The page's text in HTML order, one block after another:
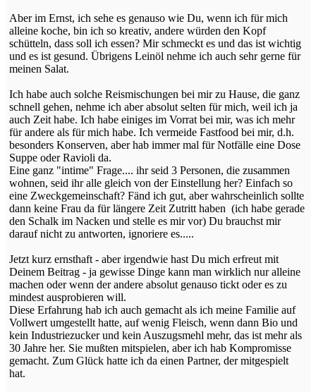
Aber im Ernst, ich sehe es genauso wie Du, wenn ich für mich
alleine koche, bin ich so kreativ, andere würden den Kopf
schütteln, dass soll ich essen? Mir schmeckt es und das ist wichtig
und es ist gesund. Übrigens Leinöl nehme ich auch sehr gerne für
meinen Salat.
Ich habe auch solche Reismischungen bei mir zu Hause, die ganz
schnell gehen, nehme ich aber absolut selten für mich, weil ich ja
auch Zeit habe. Ich habe einiges im Vorrat bei mir, was ich mehr
für andere als für mich habe. Ich vermeide Fastfood bei mir, d.h.
besonders Konserven, aber hab immer mal für Notfälle eine Dose
Suppe oder Ravioli da.
Eine ganz "intime" Frage.... ihr seid 3 Personen, die zusammen
wohnen, seid ihr alle gleich von der Einstellung her? Einfach so
eine Zweckgemeinschaft? Fänd ich gut, aber wahrscheinlich sollte
dann keine Frau da für längere Zeit Zutritt haben (ich habe gerade
den Schalk im Nacken und stelle es mir vor) Du brauchst mir
darauf nicht zu antworten, ignoriere es.....
Jetzt kurz ernsthaft - aber irgendwie hast Du mich erfreut mit
Deinem Beitrag - ja gewisse Dinge kann man wirklich nur alleine
machen oder wenn der andere absolut genauso tickt oder es zu
mindest ausprobieren will.
Diese Erfahrung hab ich auch gemacht als ich meine Familie auf
Vollwert umgestellt hatte, auf wenig Fleisch, wenn dann Bio und
kein Industriezucker und kein Auszugsmehl mehr, das ist mehr als
30 Jahre her. Sie mußten mitspielen, aber ich hab Kompromisse
gemacht. Zum Glück hatte ich da einen Partner, der mitgespielt
hat.